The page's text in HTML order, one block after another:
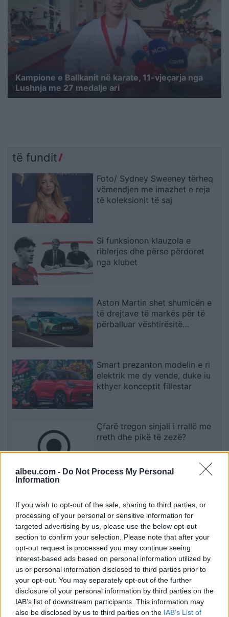
albeu.com - Do Not Process My Personal
Information
If you wish to opt-out of the sale, sharing to third parties, or
processing of your personal or sensitive information for
targeted advertising by us, please use the below opt-out
section to confirm your selection. Please note that after your
opt-out request is processed you may continue seeing
interest-based ads based on personal information utilized by
us or personal information disclosed to third parties prior to
your opt-out. You may separately opt-out of the further
disclosure of your personal information by third parties on the
IAB’s list of downstream participants. This information may
also be disclosed by us to third parties on the IAB’s List of
Kampione e Ballkanit në karate, 11-vjeçarja nga
Lushnja me 27 medalje ari
të fundit
Foto/ Sydney Sweeney tërheq
vëmendjen me imazhet e reja
të koleksionit të saj
Si funksionon klauzola e
riblerjes dhe përse përdoret
nga klubet
Aston Martin shet shumicën e
të drejtave të markës për të
përballuar vështirësitë
Smart prezanton modelin e ri
elektrik me dy vende, duke iu
kthyer konceptit fillestar
Çfarë tregon sinjali i rrallë me
rreth dhe pikë të zezë?
Vita
Je mysafir, kthehu në Shqipëri”/
Gazetari grek me origjinë
shqiptare përballet me sulm
racist pas paralajmërimit për
rikthimin e ideologjisë së
Agimit të Artë